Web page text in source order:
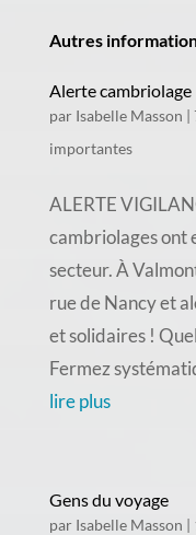
Autres
Alerte cambriolage
par Isabelle Masson |
importantes
ALERTE
cambriolages ont
secteur. À
rue de Nancy et
et solidaires !
Fermez
lire plus
Gens du voyage
par Isabelle Masson |